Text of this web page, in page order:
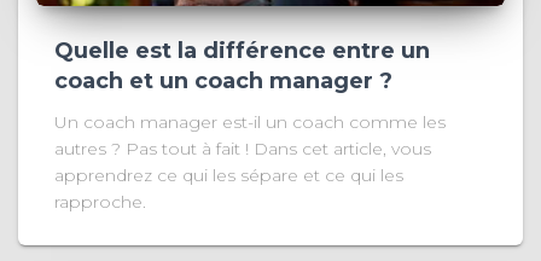
Quelle est la différence entre un
coach et un coach manager ?
Un coach manager est-il un coach comme les
autres ? Pas tout à fait ! Dans cet article, vous
apprendrez ce qui les sépare et ce qui les
rapproche.